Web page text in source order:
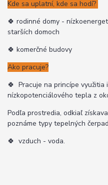
Kde sa uplatní, kde sa hodí?
🍀 rodinné domy -
starších domoch
🍀 komerčné budovy
Ako pracuje?
🍀 Pracuje na princípe
nízkopotenciálového tepla z
Podľa prostredia, odkiaľ
poznáme typy tepelných
🍀 vzduch - voda.